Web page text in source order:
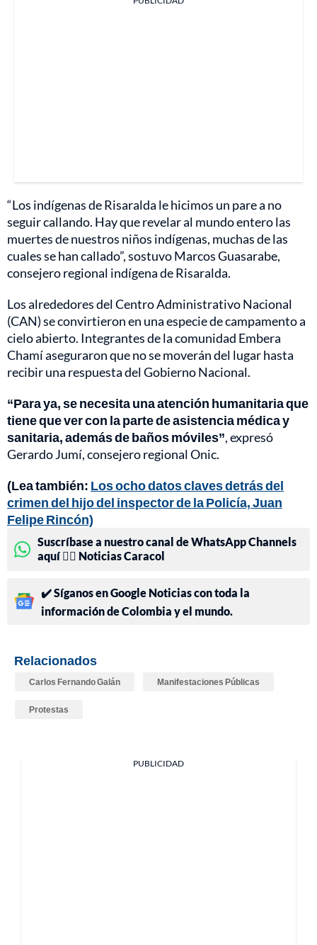
“Los indígenas de Risaralda le hicimos un pare a no
seguir callando. Hay que revelar al mundo entero las
muertes de nuestros niños indígenas, muchas de las
cuales se han callado”, sostuvo Marcos Guasarabe,
consejero regional indígena de Risaralda.
Los alrededores del Centro Administrativo Nacional
(CAN) se convirtieron en una especie de campamento a
cielo abierto. Integrantes de la comunidad Embera
Chamí aseguraron que no se moverán del lugar hasta
recibir una respuesta del Gobierno Nacional.
“Para ya, se necesita una atención humanitaria que
tiene que ver con la parte de asistencia médica y
sanitaria, además de baños móviles”, expresó
Gerardo Jumí, consejero regional Onic.
(Lea también: Los ocho datos claves detrás del
crimen del hijo del inspector de la Policía, Juan
Felipe Rincón)
Suscríbase a nuestro canal de WhatsApp Channels
aquí 👉🏻 Noticias Caracol
✔️ Síganos en Google Noticias con toda la
información de Colombia y el mundo.
Relacionados
Carlos Fernando Galán Manifestaciones Públicas
Protestas
PUBLICIDAD